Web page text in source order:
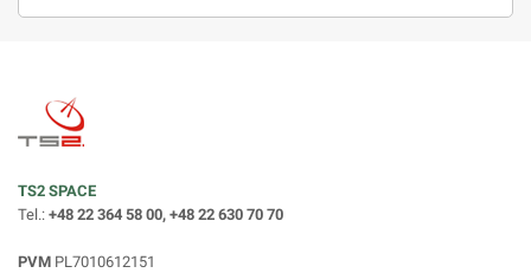
TS2 SPACE
Tel.: +48 22 364 58 00, +48 22 630 70 70
PVM PL7010612151